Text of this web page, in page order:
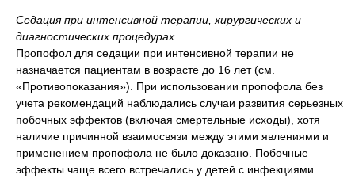
Седация при интенсивной терапии, хирургических и
диагностических процедурах
Пропофол для седации при интенсивной терапии не
назначается пациентам в возрасте до 16 лет (см.
«Противопоказания»). При использовании пропофола без
учета рекомендаций наблюдались случаи развития серьезных
побочных эффектов (включая смертельные исходы), хотя
наличие причинной взаимосвязи между этими явлениями и
применением пропофола не было доказано. Побочные
эффекты чаще всего встречались у детей с инфекциями